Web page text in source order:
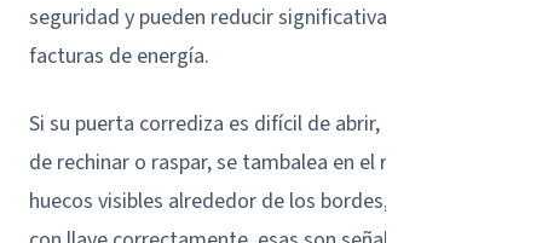
seguridad y pueden reducir significativamente sus
facturas de energía.
Si su puerta corrediza es difícil de abrir, hace ruidos
de rechinar o raspar, se tambalea en el riel, tiene
huecos visibles alrededor de los bordes, o no cierra